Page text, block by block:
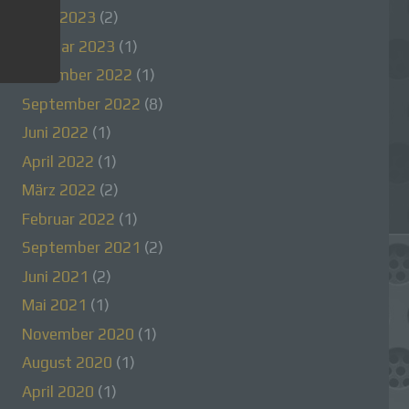
März 2023 (2)
Februar 2023 (1)
Dezember 2022 (1)
September 2022 (8)
Juni 2022 (1)
April 2022 (1)
März 2022 (2)
Februar 2022 (1)
September 2021 (2)
Juni 2021 (2)
Mai 2021 (1)
November 2020 (1)
August 2020 (1)
April 2020 (1)
für